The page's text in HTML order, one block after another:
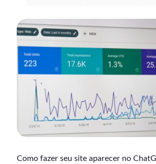
Como fazer seu site aparecer no